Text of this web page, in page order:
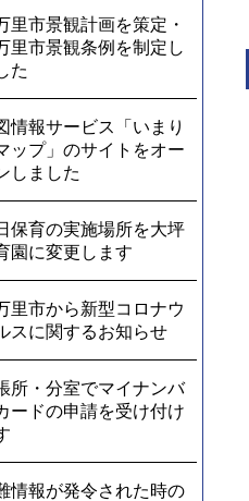
里市景観計画を策定・
里市景観条例を制定し
た
情報サービス「いまり
ップ」のサイトをオー
しました
保育の実施場所を大坪
園に変更します
里市から新型コロナウ
スに関するお知らせ
所・分室でマイナンバ
ードの申請を受け付け
情報が発令された時の